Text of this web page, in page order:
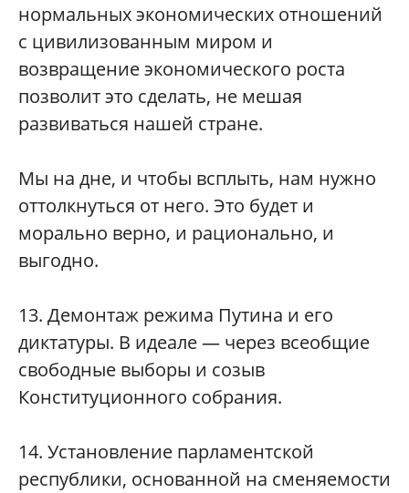
нормальных экономических отношений
с цивилизованным миром и
возвращение экономического роста
позволит это сделать, не мешая
развиваться нашей стране.
Мы на дне, и чтобы всплыть, нам нужно
оттолкнуться от него. Это будет и
морально верно, и рационально, и
выгодно.
13. Демонтаж режима Путина и его
диктатуры. В идеале — через всеобщие
свободные выборы и созыв
Конституционного собрания.
14. Установление парламентской
республики, основанной на сменяемости